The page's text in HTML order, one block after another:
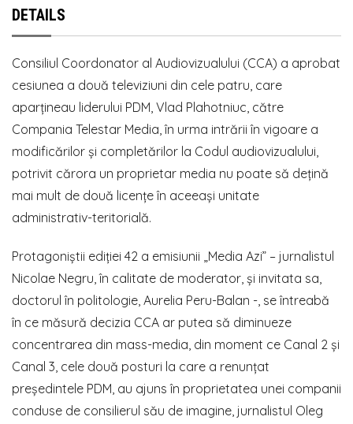
DETAILS
Consiliul Coordonator al Audiovizualului (CCA) a aprobat
cesiunea a două televiziuni din cele patru, care
aparțineau liderului PDM, Vlad Plahotniuc, către
Compania Telestar Media, în urma intrării în vigoare a
modificărilor și completărilor la Codul audiovizualului,
potrivit cărora un proprietar media nu poate să dețină
mai mult de două licențe în aceeași unitate
administrativ-teritorială.
Protagoniștii ediției 42 a emisiunii „Media Azi” – jurnalistul
Nicolae Negru, în calitate de moderator, și invitata sa,
doctorul în politologie, Aurelia Peru-Balan -, se întreabă
în ce măsură decizia CCA ar putea să diminueze
concentrarea din mass-media, din moment ce Canal 2 și
Canal 3, cele două posturi la care a renunțat
președintele PDM, au ajuns în proprietatea unei companii
conduse de consilierul său de imagine, jurnalistul Oleg